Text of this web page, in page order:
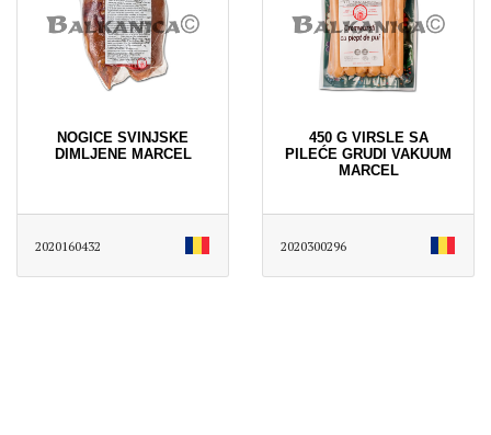
NOGICE SVINJSKE
DIMLJENE MARCEL
2020160432
450 G VIRSLE SA
PILEĆE GRUDI VAKUUM
MARCEL
2020300296